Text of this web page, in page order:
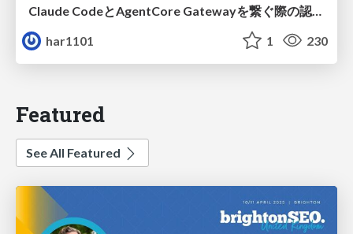
har1101
1 230
Featured
See All Featured